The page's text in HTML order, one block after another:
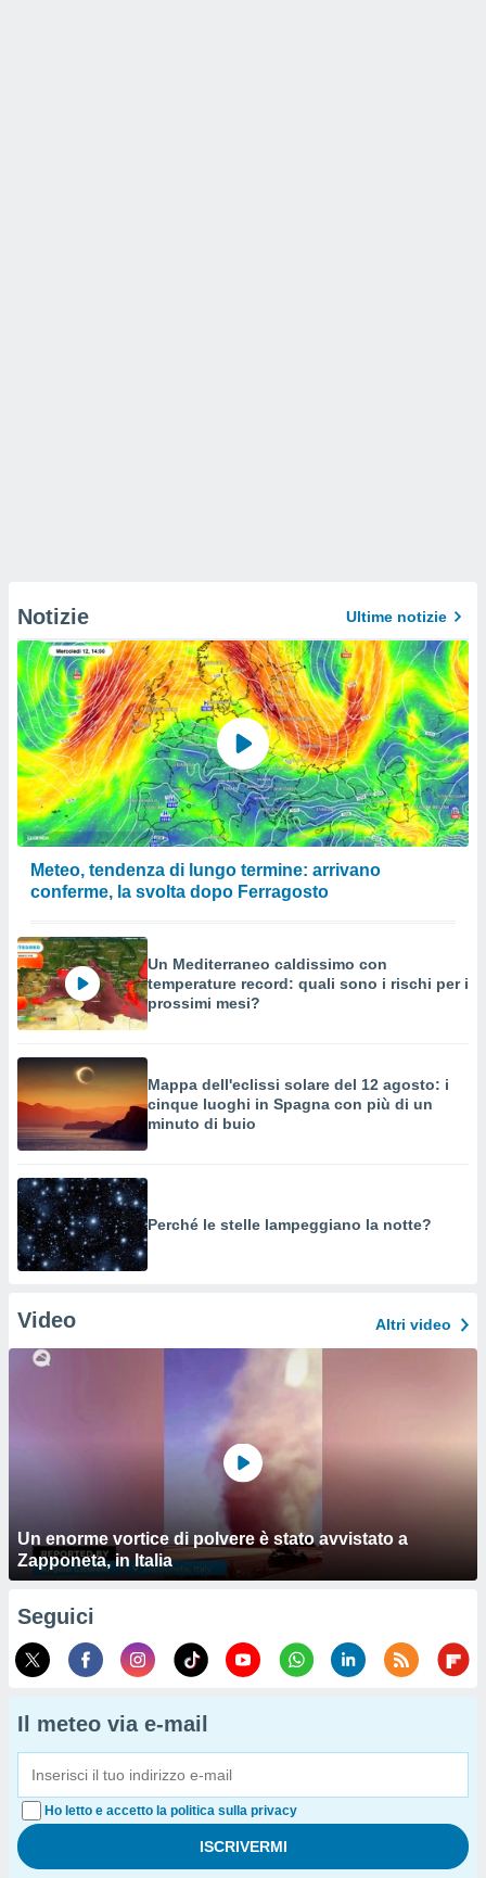
Notizie Ultime notizie
Meteo, tendenza di lungo termine: arrivano
conferme, la svolta dopo Ferragosto
Un Mediterraneo caldissimo con
temperature record: quali sono i rischi per i
prossimi mesi?
Mappa dell'eclissi solare del 12 agosto: i
cinque luoghi in Spagna con più di un
minuto di buio
Perché le stelle lampeggiano la notte?
Video Altri video
Un enorme vortice di polvere è stato avvistato a
Zapponeta, in Italia
Seguici
Il meteo via e-mail
Ho letto e accetto la politica sulla privacy